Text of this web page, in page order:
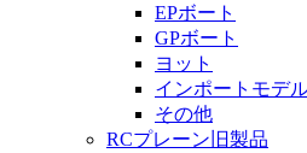
EPボート
GPボート
ヨット
インポートモデ
その他
RCプレーン旧製品